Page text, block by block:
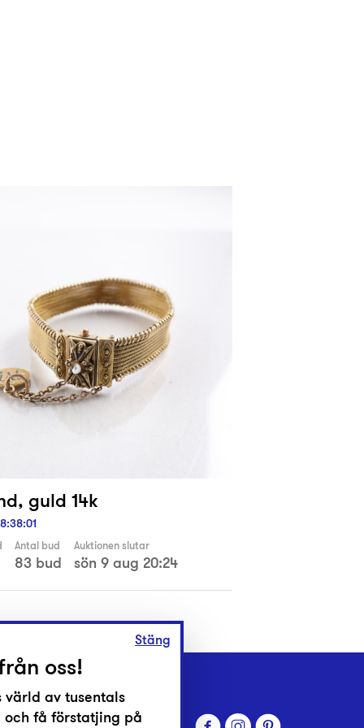
guld 14k
:38:00
Antal bud
83 bud
Auktionen slutar
sön 9 aug 20:24
Stäng
oss!
värld av tusentals
få förstatjing på